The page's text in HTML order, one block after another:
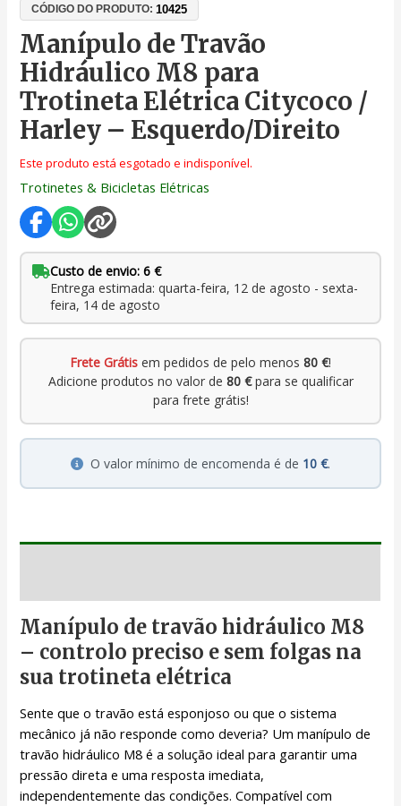
CÓDIGO DO PRODUTO:10425
Manípulo de Travão
Hidráulico M8 para
Trotineta Elétrica Citycoco /
Harley – Esquerdo/Direito
Este produto está esgotado e indisponível.
Trotinetes & Bicicletas Elétricas
Custo de envio: 6 €
Entrega estimada: quarta-feira, 12 de agosto - sexta-
feira, 14 de agosto
Frete Grátis em pedidos de pelo menos 80 €!
Adicione produtos no valor de 80 €para se qualificar
para frete grátis!
O valor mínimo de encomenda é de 10 €.
Manípulo de travão hidráulico M8
– controlo preciso e sem folgas na
sua trotineta elétrica
Sente que o travão está esponjoso ou que o sistema
mecânico já não responde como deveria? Um manípulo de
travão hidráulico M8 é a solução ideal para garantir uma
pressão direta e uma resposta imediata,
independentemente das condições. Compatível com